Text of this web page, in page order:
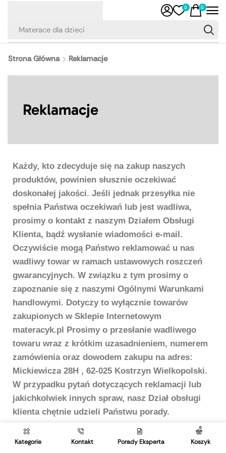
Materace dla dzieci
0 0
Strona Główna Reklamacje
Reklamacje
Każdy, kto zdecyduje się na zakup naszych
produktów, powinien słusznie oczekiwać
doskonałej jakości. Jeśli jednak przesyłka nie
spełnia Państwa oczekiwań lub jest wadliwa,
prosimy o kontakt z naszym Działem Obsługi
Klienta, bądź wysłanie wiadomości e-mail.
Oczywiście mogą Państwo reklamować u nas
wadliwy towar w ramach ustawowych roszczeń
gwarancyjnych. W związku z tym prosimy o
zapoznanie się z naszymi Ogólnymi Warunkami
handlowymi. Dotyczy to wyłącznie towarów
zakupionych w Sklepie Internetowym
materacyk.pl Prosimy o przesłanie wadliwego
towaru wraz z krótkim uzasadnieniem, numerem
zamówienia oraz dowodem zakupu na adres:
Mickiewicza 28H , 62-025 Kostrzyn Wielkopolski.
W przypadku pytań dotyczących reklamacji lub
jakichkolwiek innych spraw, nasz Dział obsługi
klienta chętnie udzieli Państwu porady.
Kategorie Kontakt Porady Eksperta
0
Koszyk